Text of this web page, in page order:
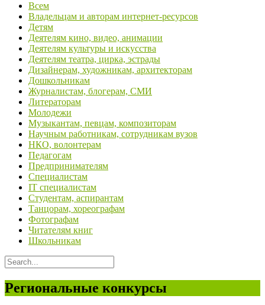
Всем
Владельцам и авторам интернет-ресурсов
Детям
Деятелям кино, видео, анимации
Деятелям культуры и искусства
Деятелям театра, цирка, эстрады
Дизайнерам, художникам, архитекторам
Дошкольникам
Журналистам, блогерам, СМИ
Литераторам
Молодежи
Музыкантам, певцам, композиторам
Научным работникам, сотрудникам вузов
НКО, волонтерам
Педагогам
Предпринимателям
Специалистам
IT специалистам
Студентам, аспирантам
Танцорам, хореографам
Фотографам
Читателям книг
Школьникам
Региональные конкурсы